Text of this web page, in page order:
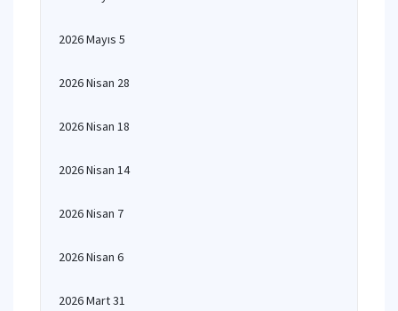
2026 Mayıs 5
2026 Nisan 28
2026 Nisan 18
2026 Nisan 14
2026 Nisan 7
2026 Nisan 6
2026 Mart 31